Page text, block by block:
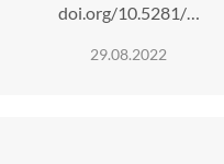
doi.org/10.5281/…
29.08.2022